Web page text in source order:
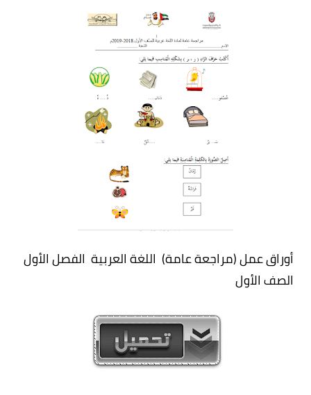
أوراق عمل (مراجعة عامة) اللغة العربية الفصل الأول
الصف الأول